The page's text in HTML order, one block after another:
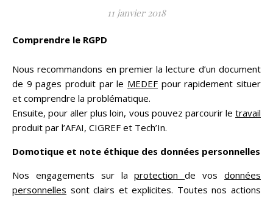
11 janvier 2018
Comprendre le RGPD
Nous recommandons en premier la lecture d’un document
de 9 pages produit par le MEDEF pour rapidement situer
et comprendre la problématique.
Ensuite, pour aller plus loin, vous pouvez parcourir le travail
produit par l’AFAI, CIGREF et Tech’In.
Domotique et note éthique des données personnelles
Nos engagements sur laprotectionde vosdonnées
personnelles sont clairs et explicites. Toutes nos actions